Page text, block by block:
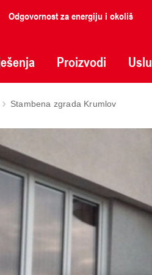
Odgovornost za energiju i okoliš
Proizvodi
Stambena zgrada Krumlov